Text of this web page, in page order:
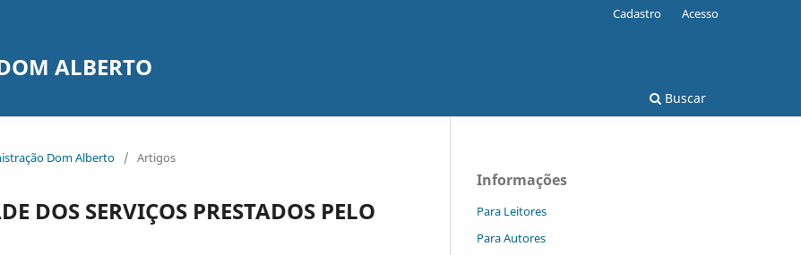
ALBERTO
Buscar
Cadastro Acesso
Dom Alberto / Artigos
DOS SERVIÇOS PRESTADOS PELO
Informações
Para Leitores
Para Autores